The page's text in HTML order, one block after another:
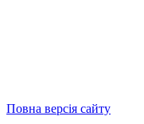
Повна версія сайту